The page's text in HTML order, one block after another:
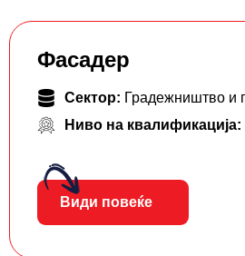
Фасадер
Сектор: Градежништво и
Ниво на квалификација:
Види повеќе